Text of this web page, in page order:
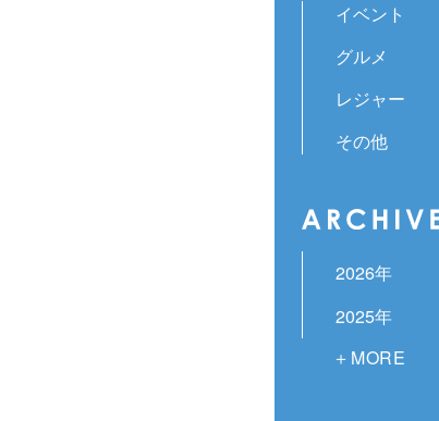
イベント
グルメ
レジャー
その他
2026年
2025年
2024年